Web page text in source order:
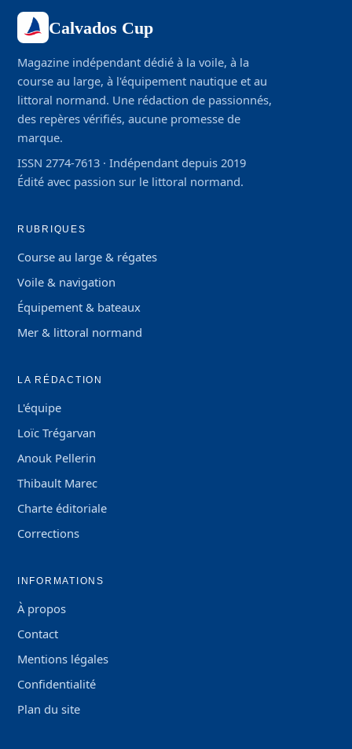
Calvados Cup
Magazine indépendant dédié à la voile, à la
course au large, à l'équipement nautique et au
littoral normand. Une rédaction de passionnés,
des repères vérifiés, aucune promesse de
marque.
ISSN 2774-7613 · Indépendant depuis 2019
Édité avec passion sur le littoral normand.
RUBRIQUES
Course au large & régates
Voile & navigation
Équipement & bateaux
Mer & littoral normand
LA RÉDACTION
L'équipe
Loïc Trégarvan
Anouk Pellerin
Thibault Marec
Charte éditoriale
Corrections
INFORMATIONS
À propos
Contact
Mentions légales
Confidentialité
Plan du site